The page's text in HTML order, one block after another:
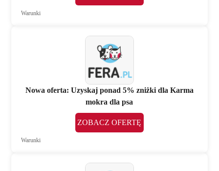
Warunki
Nowa oferta: Uzyskaj ponad 5% zniżki dla Karma
mokra dla psa
ZOBACZ OFERTĘ
Warunki